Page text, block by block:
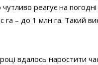
реагує на
га – до 1 млн га. Такий
вдалось наростити